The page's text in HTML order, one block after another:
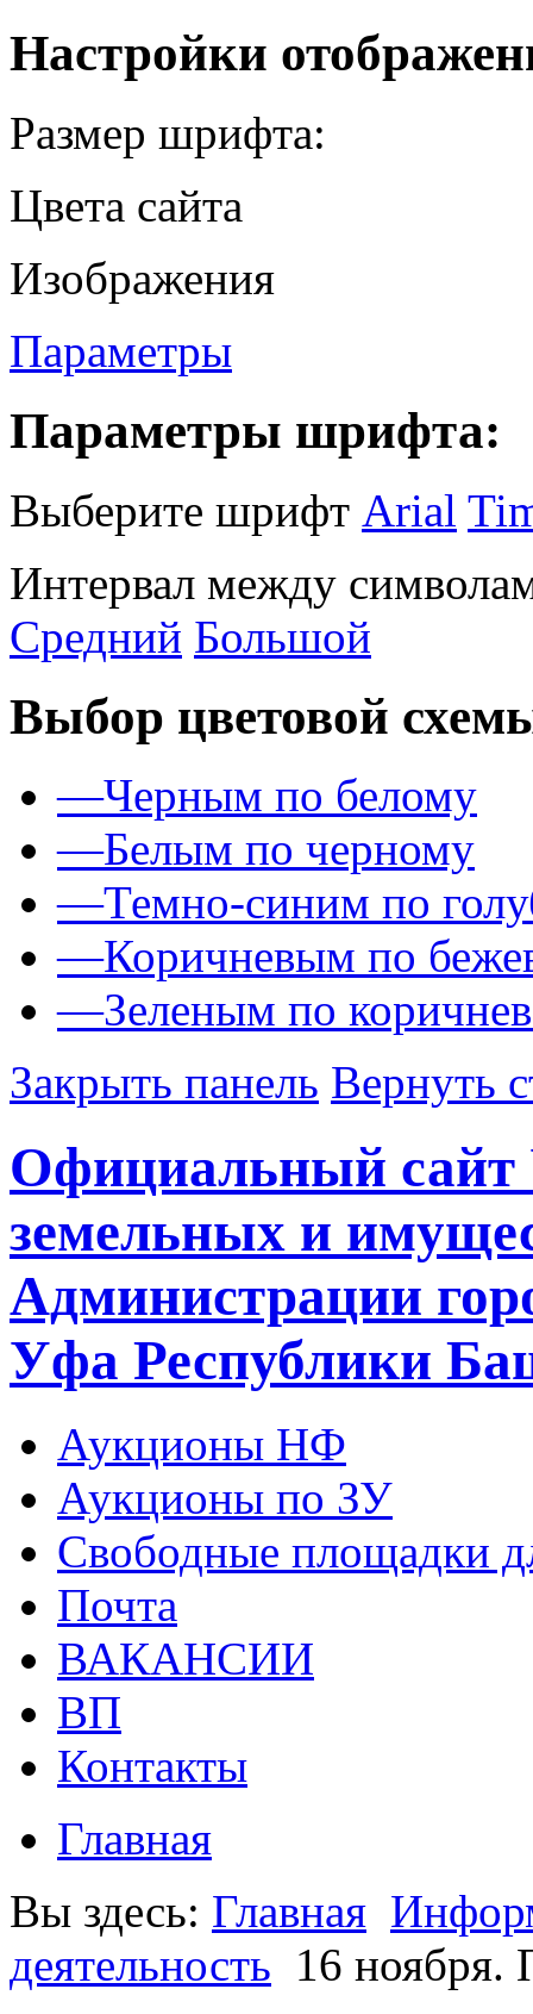
Настройки
Размер шрифта:
Цвета сайта
Изображения
Параметры
Параметры шрифта:
Выберите шрифт Arial
Интервал между
Средний Большой
Выбор цветовой
—Черным по белому
—Белым по черному
—Темно-синим по
—Коричневым по
—Зеленым по
Закрыть панель Вернуть
Официальный сайт
земельных и
Администрации
Уфа Республики
Аукционы НФ
Аукционы по ЗУ
Свободные площадки
Почта
ВАКАНСИИ
ВП
Контакты
Главная
Вы здесь: Главная
деятельность 16 ноября.